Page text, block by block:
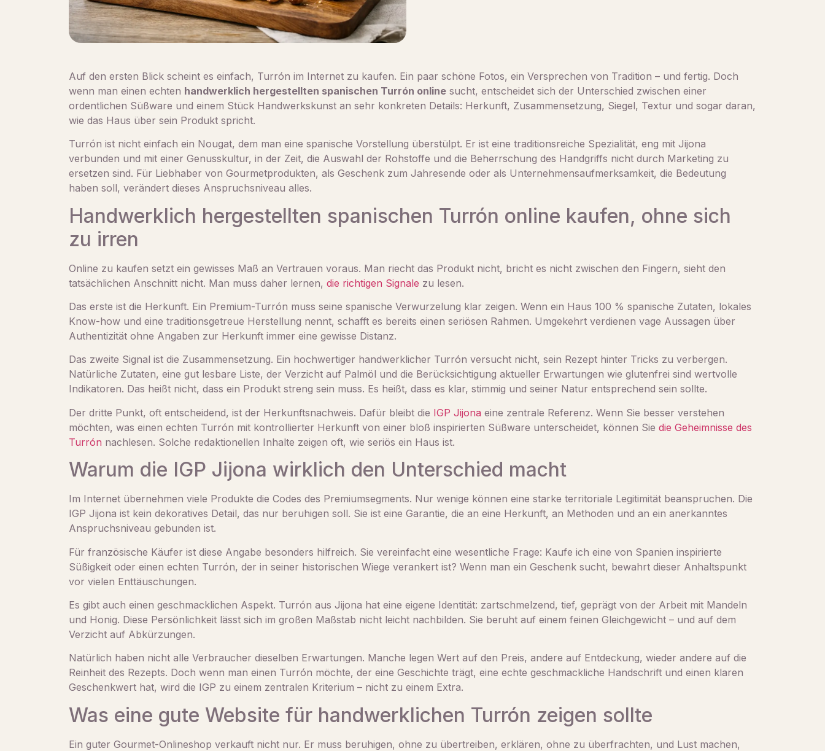
Auf den ersten Blick scheint es einfach, Turrón im Internet zu kaufen. Ein paar schöne Fotos, ein Versprechen von Tradition – und fertig. Doch
wenn man einen echten handwerklich hergestellten spanischen Turrón online sucht, entscheidet sich der Unterschied zwischen einer
ordentlichen Süßware und einem Stück Handwerkskunst an sehr konkreten Details: Herkunft, Zusammensetzung, Siegel, Textur und sogar daran,
wie das Haus über sein Produkt spricht.
Turrón ist nicht einfach ein Nougat, dem man eine spanische Vorstellung überstülpt. Er ist eine traditionsreiche Spezialität, eng mit Jijona
verbunden und mit einer Genusskultur, in der Zeit, die Auswahl der Rohstoffe und die Beherrschung des Handgriffs nicht durch Marketing zu
ersetzen sind. Für Liebhaber von Gourmetprodukten, als Geschenk zum Jahresende oder als Unternehmensaufmerksamkeit, die Bedeutung
haben soll, verändert dieses Anspruchsniveau alles.
Handwerklich hergestellten spanischen Turrón online kaufen, ohne sich
zu irren
Online zu kaufen setzt ein gewisses Maß an Vertrauen voraus. Man riecht das Produkt nicht, bricht es nicht zwischen den Fingern, sieht den
tatsächlichen Anschnitt nicht. Man muss daher lernen, die richtigen Signale zu lesen.
Das erste ist die Herkunft. Ein Premium-Turrón muss seine spanische Verwurzelung klar zeigen. Wenn ein Haus 100 % spanische Zutaten, lokales
Know-how und eine traditionsgetreue Herstellung nennt, schafft es bereits einen seriösen Rahmen. Umgekehrt verdienen vage Aussagen über
Authentizität ohne Angaben zur Herkunft immer eine gewisse Distanz.
Das zweite Signal ist die Zusammensetzung. Ein hochwertiger handwerklicher Turrón versucht nicht, sein Rezept hinter Tricks zu verbergen.
Natürliche Zutaten, eine gut lesbare Liste, der Verzicht auf Palmöl und die Berücksichtigung aktueller Erwartungen wie glutenfrei sind wertvolle
Indikatoren. Das heißt nicht, dass ein Produkt streng sein muss. Es heißt, dass es klar, stimmig und seiner Natur entsprechend sein sollte.
Der dritte Punkt, oft entscheidend, ist der Herkunftsnachweis. Dafür bleibt die IGP Jijona eine zentrale Referenz. Wenn Sie besser verstehen
möchten, was einen echten Turrón mit kontrollierter Herkunft von einer bloß inspirierten Süßware unterscheidet, können Sie die Geheimnisse des
Turrón nachlesen. Solche redaktionellen Inhalte zeigen oft, wie seriös ein Haus ist.
Warum die IGP Jijona wirklich den Unterschied macht
Im Internet übernehmen viele Produkte die Codes des Premiumsegments. Nur wenige können eine starke territoriale Legitimität beanspruchen. Die
IGP Jijona ist kein dekoratives Detail, das nur beruhigen soll. Sie ist eine Garantie, die an eine Herkunft, an Methoden und an ein anerkanntes
Anspruchsniveau gebunden ist.
Für französische Käufer ist diese Angabe besonders hilfreich. Sie vereinfacht eine wesentliche Frage: Kaufe ich eine von Spanien inspirierte
Süßigkeit oder einen echten Turrón, der in seiner historischen Wiege verankert ist? Wenn man ein Geschenk sucht, bewahrt dieser Anhaltspunkt
vor vielen Enttäuschungen.
Es gibt auch einen geschmacklichen Aspekt. Turrón aus Jijona hat eine eigene Identität: zartschmelzend, tief, geprägt von der Arbeit mit Mandeln
und Honig. Diese Persönlichkeit lässt sich im großen Maßstab nicht leicht nachbilden. Sie beruht auf einem feinen Gleichgewicht – und auf dem
Verzicht auf Abkürzungen.
Natürlich haben nicht alle Verbraucher dieselben Erwartungen. Manche legen Wert auf den Preis, andere auf Entdeckung, wieder andere auf die
Reinheit des Rezepts. Doch wenn man einen Turrón möchte, der eine Geschichte trägt, eine echte geschmackliche Handschrift und einen klaren
Geschenkwert hat, wird die IGP zu einem zentralen Kriterium – nicht zu einem Extra.
Was eine gute Website für handwerklichen Turrón zeigen sollte
Ein guter Gourmet-Onlineshop verkauft nicht nur. Er muss beruhigen, ohne zu übertreiben, erklären, ohne zu überfrachten, und Lust machen,